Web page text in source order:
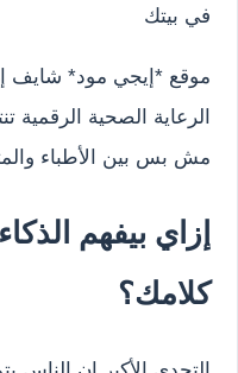
في بيتك
موقع *إيجي مود* شايف
الرعاية الصحية الرقمية
مش بس بين الأطباء
إزاي بيفهم
كلامك؟